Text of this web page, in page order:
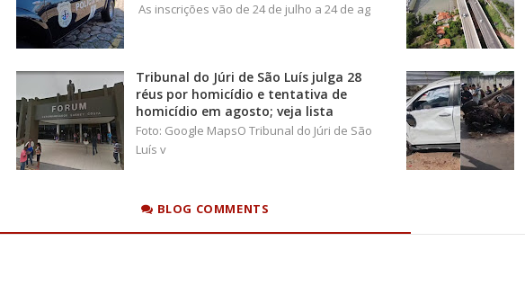
As inscrições vão de 24 de julho a 24 de ag
Tribunal do Júri de São Luís julga 28
réus por homicídio e tentativa de
homicídio em agosto; veja lista
Foto: Google MapsO Tribunal do Júri de São
Luís v
BLOG COMMENTS